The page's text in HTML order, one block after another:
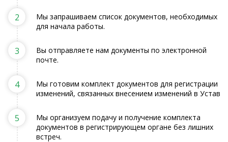
2
Мы запрашиваем список документов, необходимых
для начала работы.
3
Вы отправляете нам документы по электронной
почте.
4
Мы готовим комплект документов для регистрации
изменений, связанных внесением изменений в Устав
5
Мы организуем подачу и получение комплекта
документов в регистрирующем органе без лишних
встреч.